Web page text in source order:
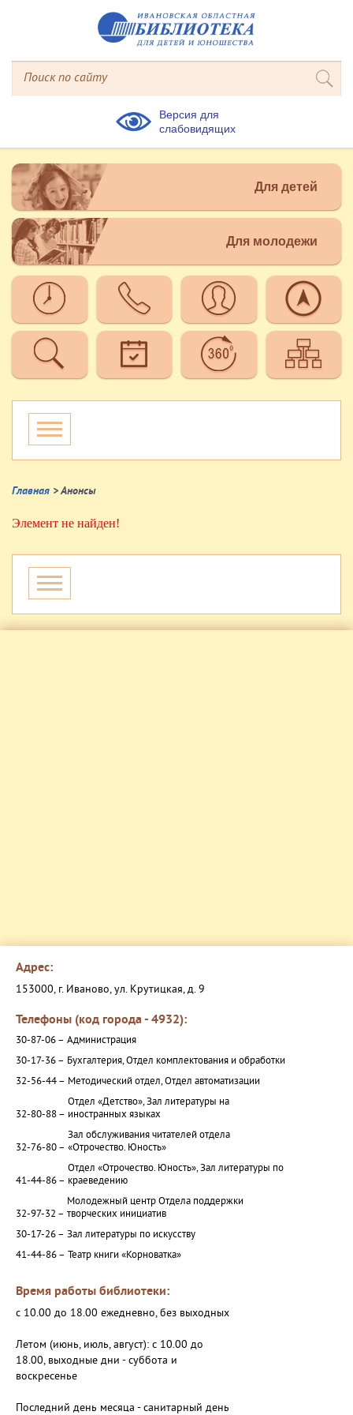
Версия для
слабовидящих
Для детей
Для молодежи
Главная > Анонсы
Элемент не найден!
Адрес:
153000, г. Иваново, ул. Крутицкая, д. 9
Телефоны (код города - 4932):
30-87-06 – Администрация
30-17-36 – Бухгалтерия, Отдел комплектования и обработки
32-56-44 – Методический отдел, Отдел автоматизации
32-80-88 –
Отдел «Детство», Зал литературы на
иностранных языках
32-76-80 –
Зал обслуживания читателей отдела
«Отрочество. Юность»
41-44-86 –
Отдел «Отрочество. Юность», Зал литературы по
краеведению
32-97-32 –
Молодежный центр Отдела поддержки
творческих инициатив
30-17-26 – Зал литературы по искусству
41-44-86 – Театр книги «Корноватка»
Время работы библиотеки:
с 10.00 до 18.00 ежедневно, без выходных
Летом (июнь, июль, август): с 10.00 до
18.00, выходные дни - суббота и
воскресенье
Последний день месяца - санитарный день